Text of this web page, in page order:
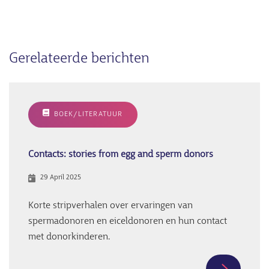
Gerelateerde berichten
Contacts: stories from egg and sperm donors
BOEK/LITERATUUR
29 April 2025
Korte stripverhalen over ervaringen van
spermadonoren en eiceldonoren en hun contact
met donorkinderen.